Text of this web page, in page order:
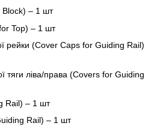
– 1 шт
Top) – 1 шт
рейки (Cover Caps for Guiding Rail)
тяги ліва/права (Covers for Guiding
Rail) – 1 шт
Rail) – 1 шт